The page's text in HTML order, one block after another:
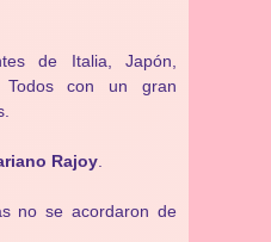
de Italia, Japón,
Todos con un gran
Rajoy
no se acordaron de